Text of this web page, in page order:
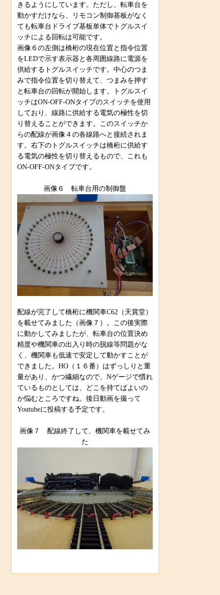
きるようにしています。ただし、転車台を
動かすだけなら、リモコン制御基板がなく
ても転車台ドライブ基板単体でトグルスイ
ッチによる回転は可能です。
画像６の左側は橋桁の現在位置と指令位置
をLEDで示す表示器と各周囲線路に電源を
供給するトグルスイッチです。中心のつま
みで指令位置を切り替えて、つまみを押す
と転車台の回転が開始します。トグルスイ
ッチはON‐OFF‐ONタイプのスイッチを使用
しており、線路に供給する電気の極性を切
り替えることができます。このスイッチか
らの配線が画像４の各線路へと接続されま
す。右下のトグルスイッチは橋桁に供給す
る電気の極性を切り替えるもので、これも
ON‐OFF‐ONタイプです。
画像６ 転車台用の制御盤
配線が完了して橋桁に機関車C62（天賞堂）
を載せてみました（画像７）。この後実際
に動かしてみましたが、転車台の位置決め
精度や機関車の出入り時の脱線等問題がな
く、機関車も低速で安定して動かすことが
できました。HO（１６番）はずっしりと重
量があり、かつ繊細なので、Nゲージで慣れ
ているものとしては、どこを持てばよいの
か悩むところですね。後日動画を撮って
Youtubeに投稿する予定です。
画像７ 配線終了して、機関車を載せてみ
た